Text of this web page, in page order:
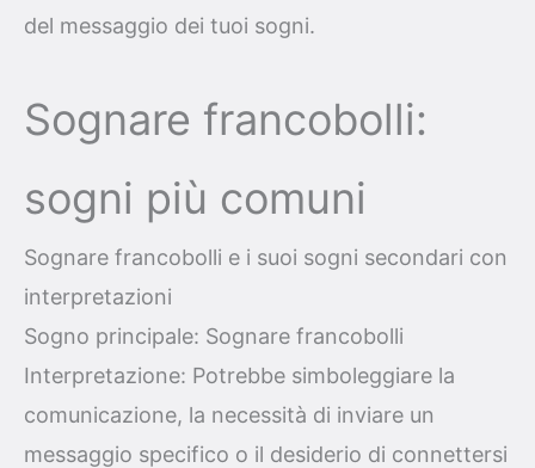
del messaggio dei tuoi sogni.
Sognare francobolli:
sogni più comuni
Sognare francobolli e i suoi sogni secondari con
interpretazioni
Sogno principale: Sognare francobolli
Interpretazione: Potrebbe simboleggiare la
comunicazione, la necessità di inviare un
messaggio specifico o il desiderio di connettersi